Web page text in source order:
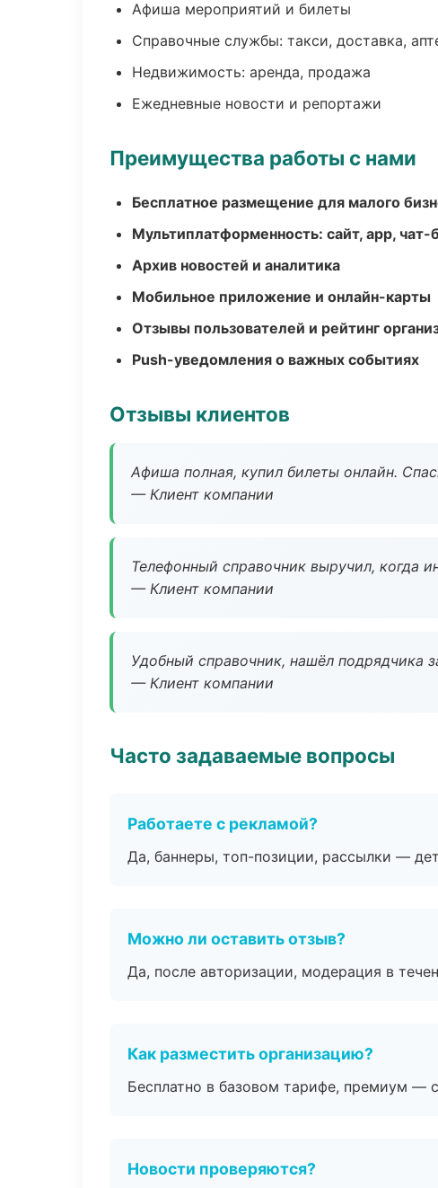
Афиша мероприятий и билеты
Справочные службы: такси, доставка,
Недвижимость: аренда, продажа
Ежедневные новости и репортажи
Преимущества работы с нами
Бесплатное размещение для малого
Мультиплатформенность: сайт, app, чат-
Архив новостей и аналитика
Мобильное приложение и онлайн-карты
Отзывы пользователей и рейтинг
Push-уведомления о важных событиях
Отзывы клиентов
Афиша полная, купил билеты онлайн.
— Клиент компании
Телефонный справочник выручил, когда
— Клиент компании
Удобный справочник, нашёл подрядчика
— Клиент компании
Часто задаваемые вопросы
Работаете с рекламой?
Да, баннеры, топ-позиции, рассылки —
Можно ли оставить отзыв?
Да, после авторизации, модерация в
Как разместить организацию?
Бесплатно в базовом тарифе, премиум —
Новости проверяются?